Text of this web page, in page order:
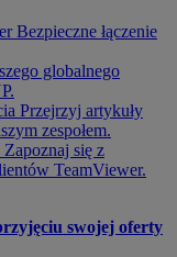
Bezpieczne łączenie
globalnego
Przejrzyj artykuły
zespołem.
Zapoznaj się z
TeamViewer.
swojej oferty